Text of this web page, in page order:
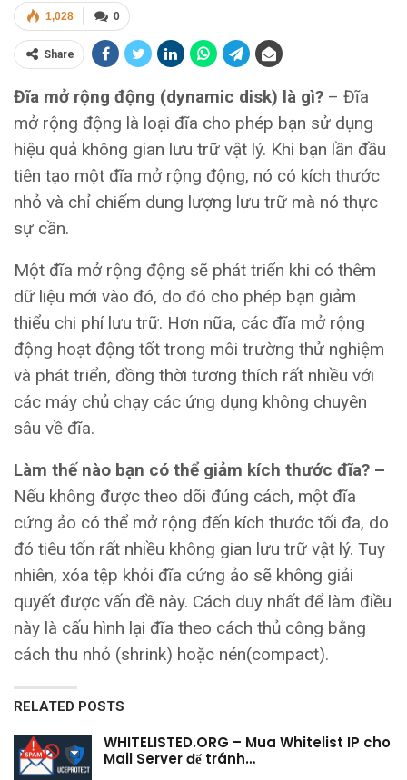
0
1,028
Share
Đĩa mở rộng động (dynamic disk) là gì? – Đĩa
mở rộng động là loại đĩa cho phép bạn sử dụng
hiệu quả không gian lưu trữ vật lý. Khi bạn lần đầu
tiên tạo một đĩa mở rộng động, nó có kích thước
nhỏ và chỉ chiếm dung lượng lưu trữ mà nó thực
sự cần.
Một đĩa mở rộng động sẽ phát triển khi có thêm
dữ liệu mới vào đó, do đó cho phép bạn giảm
thiểu chi phí lưu trữ. Hơn nữa, các đĩa mở rộng
động hoạt động tốt trong môi trường thử nghiệm
và phát triển, đồng thời tương thích rất nhiều với
các máy chủ chạy các ứng dụng không chuyên
sâu về đĩa.
Làm thế nào bạn có thể giảm kích thước đĩa? –
Nếu không được theo dõi đúng cách, một đĩa
cứng ảo có thể mở rộng đến kích thước tối đa, do
đó tiêu tốn rất nhiều không gian lưu trữ vật lý. Tuy
nhiên, xóa tệp khỏi đĩa cứng ảo sẽ không giải
quyết được vấn đề này. Cách duy nhất để làm điều
này là cấu hình lại đĩa theo cách thủ công bằng
cách thu nhỏ (shrink) hoặc nén(compact).
RELATED POSTS
WHITELISTED.ORG – Mua Whitelist IP cho
Mail Server để tránh…